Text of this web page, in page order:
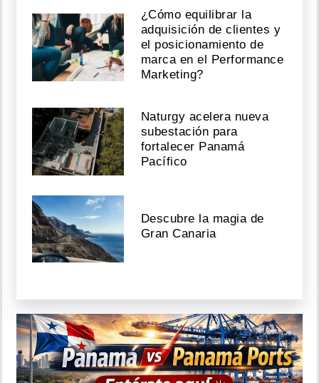
¿Cómo equilibrar la
adquisición de clientes y
el posicionamiento de
marca en el Performance
Marketing?
Naturgy acelera nueva
subestación para
fortalecer Panamá
Pacífico
Descubre la magia de
Gran Canaria